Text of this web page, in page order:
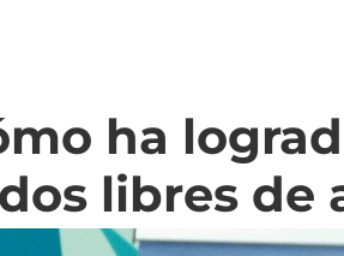
ha
libres de